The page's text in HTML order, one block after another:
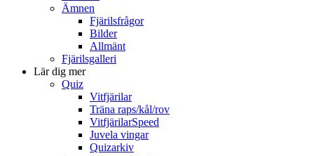
Ämnen
Fjärilsfrågor
Bilder
Allmänt
Fjärilsgalleri
Lär dig mer
Quiz
Vitfjärilar
Träna raps/kål/rov
VitfjärilarSpeed
Juvela vingar
Quizarkiv